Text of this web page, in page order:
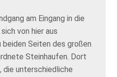
am Eingang in die
von hier aus
beiden Seiten des großen
Steinhaufen. Dort
die unterschiedliche